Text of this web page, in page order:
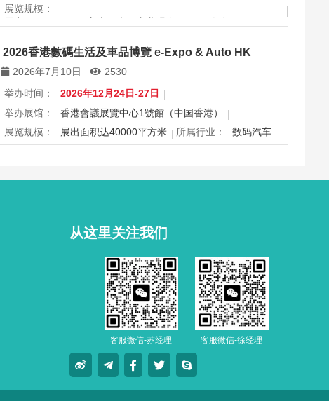
展览规模：
办，为期三天，是亚洲最具影响力的眼镜专业展之一，并获UFI
国际认证。展会特设品牌廊、智能眼镜专区与多国展馆，汇聚全
球视光产品供应商，并配套眼镜汇演与行业论坛，为展商与买家
创造高效的跨境商贸与合作机…
2026香港數碼生活及車品博覽 e-Expo & Auto HK
2026年7月10日
2530
举办时间：
2026年12月24日-27日
举办展馆：
香港會議展覽中心1號館（中国香港）
展览规模：
展出面积达40000平方米 所属行业：
数码汽车
用品千余家展商，打造圣诞黄金档科技车品一站式采购盛会，欢
从这里关注我们
客服微信-苏经理 客服微信-徐经理